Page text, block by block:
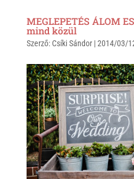
t
s
p
p
e
r
e
b
o
k
MEGLEPETÉS ÁLOM
mind közül
Szerző: Csíki Sándor|2014/03/